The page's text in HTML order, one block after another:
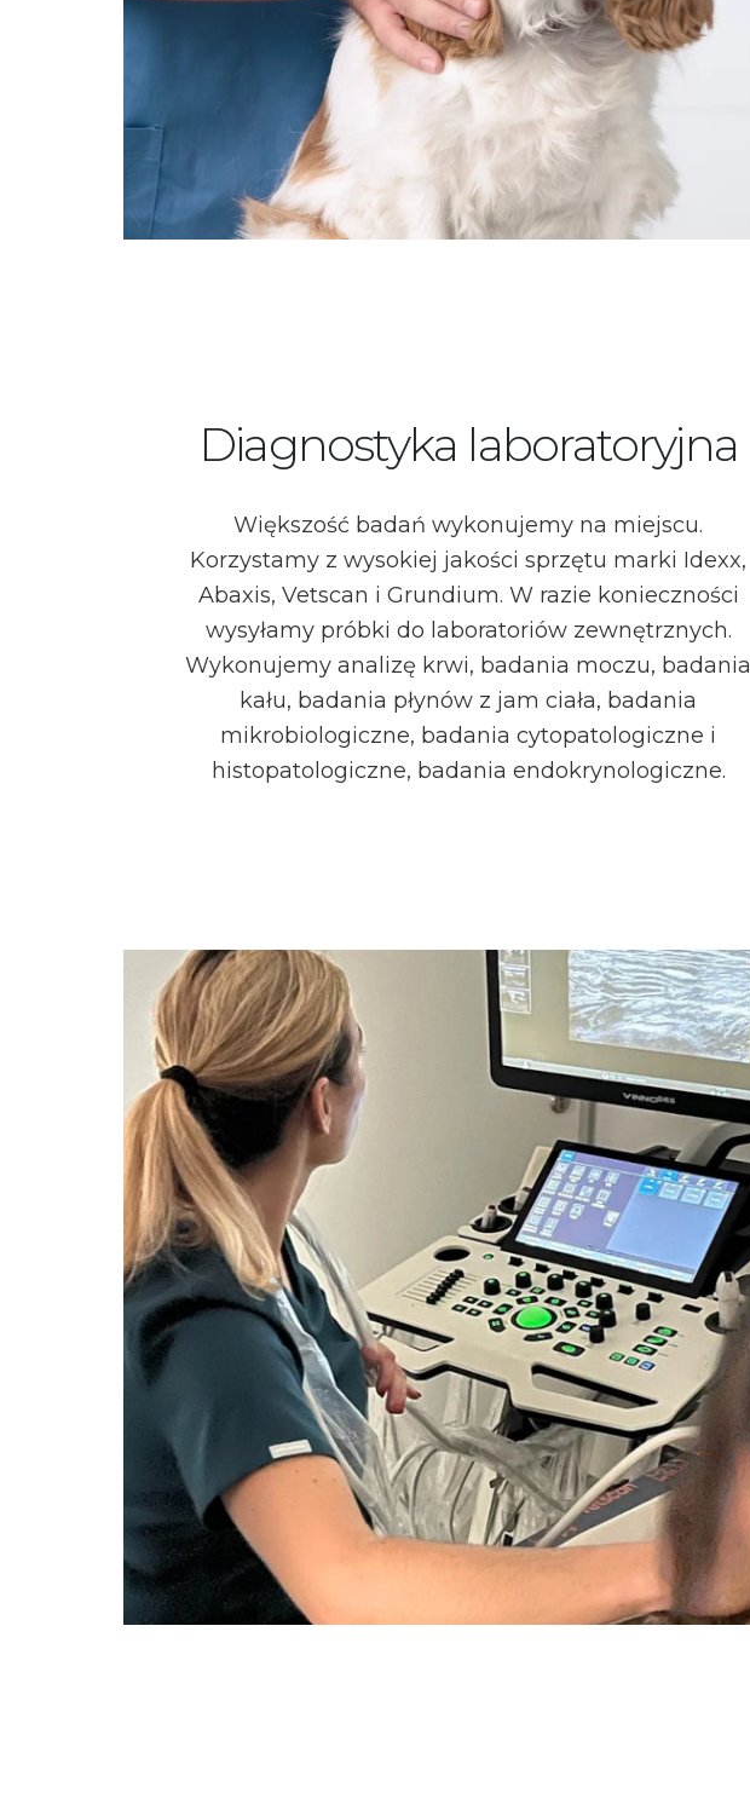
Diagnostyka laboratoryjna
Większość badań wykonujemy na miejscu.
Korzystamy z wysokiej jakości sprzętu marki Idexx,
Abaxis, Vetscan i Grundium. W razie konieczności
wysyłamy próbki do laboratoriów zewnętrznych.
Wykonujemy analizę krwi, badania moczu, badania
kału, badania płynów z jam ciała, badania
mikrobiologiczne, badania cytopatologiczne i
histopatologiczne, badania endokrynologiczne.